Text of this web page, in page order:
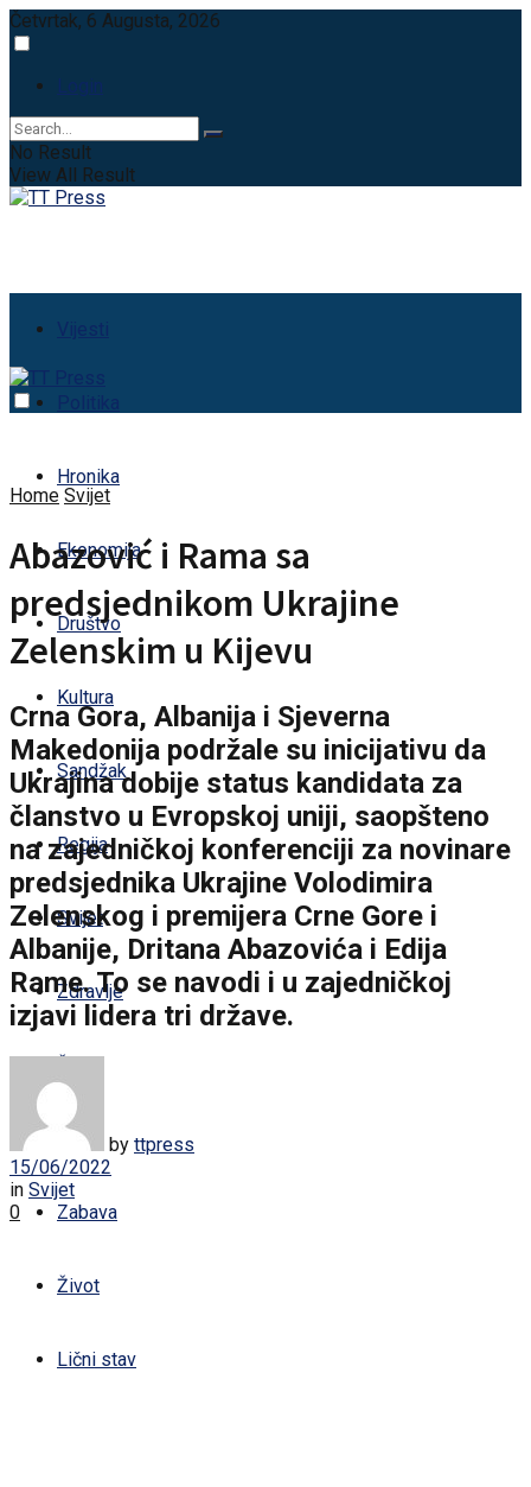
Četvrtak, 6 Augusta, 2026
Login
No Result
View All Result
Vijesti
Politika
Hronika
Ekonomija
Društvo
Kultura
Sandžak
Regija
Svijet
Zdravlje
Sport
Zabava
Život
Lični stav
Home Svijet
Abazović i Rama sa
predsjednikom Ukrajine
Zelenskim u Kijevu
Crna Gora, Albanija i Sjeverna
Makedonija podržale su inicijativu da
Ukrajina dobije status kandidata za
članstvo u Evropskoj uniji, saopšteno
na zajedničkoj konferenciji za novinare
predsjednika Ukrajine Volodimira
Zelenskog i premijera Crne Gore i
Albanije, Dritana Abazovića i Edija
Rame. To se navodi i u zajedničkoj
izjavi lidera tri države.
by ttpress
15/06/2022
in Svijet
0